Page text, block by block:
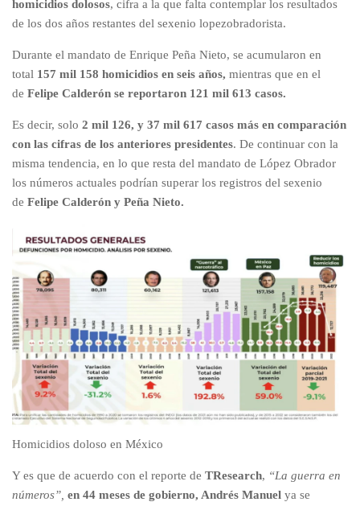
homicidios dolosos, cifra a la que falta contemplar los resultados
de los dos años restantes del sexenio lopezobradorista.
Durante el mandato de Enrique Peña Nieto, se acumularon en
total 157 mil 158 homicidios en seis años, mientras que en el
de Felipe Calderón se reportaron 121 mil 613 casos.
Es decir, solo 2 mil 126, y 37 mil 617 casos más en comparación
con las cifras de los anteriores presidentes. De continuar con la
misma tendencia, en lo que resta del mandato de López Obrador
los números actuales podrían superar los registros del sexenio
de Felipe Calderón y Peña Nieto.
Homicidios doloso en México
Y es que de acuerdo con el reporte de TResearch, “La guerra en
números”, en 44 meses de gobierno, Andrés Manuel ya se